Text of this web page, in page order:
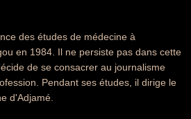
des études de médecine à
en 1984. Il ne persiste pas dans cette
de se consacrer au journalisme
Pendant ses études, il dirige le
d'Adjamé.